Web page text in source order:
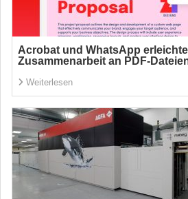
Acrobat und WhatsApp
Zusammenarbeit an PDF-
Weiterlesen